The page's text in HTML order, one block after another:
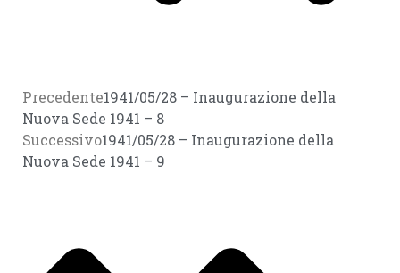
Precedente1941/05/28 – Inaugurazione della
Nuova Sede 1941 – 8
Successivo1941/05/28 – Inaugurazione della
Nuova Sede 1941 – 9